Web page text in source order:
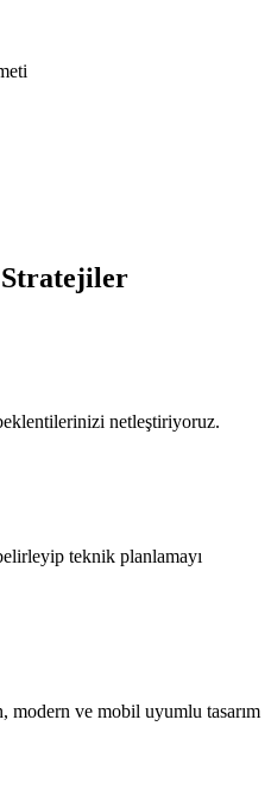
Stratejiler
netleştiriyoruz.
teknik planlamayı
modern ve mobil uyumlu tasarım